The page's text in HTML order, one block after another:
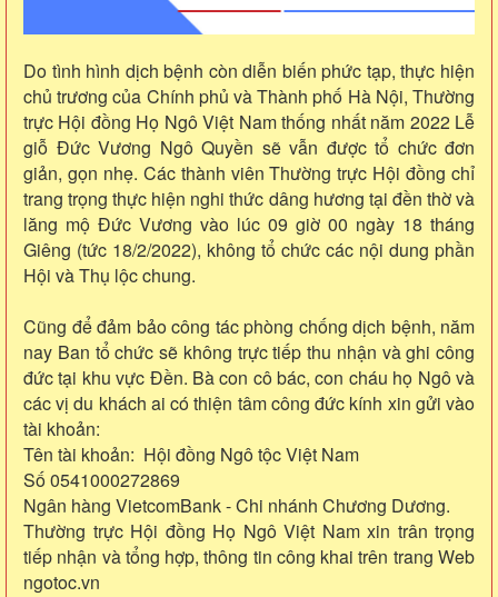
Do tình hình dịch bệnh còn diễn biến phức tạp, thực hiện
chủ trương của Chính phủ và Thành phố Hà Nội, Thường
trực Hội đồng Họ Ngô Việt Nam thống nhất năm 2022 Lễ
giỗ Đức Vương Ngô Quyền sẽ vẫn được tổ chức đơn
giản, gọn nhẹ. Các thành viên Thường trực Hội đồng chỉ
trang trọng thực hiện nghi thức dâng hương tại đền thờ và
lăng mộ Đức Vương vào lúc 09 giờ 00 ngày 18 tháng
Giêng (tức 18/2/2022), không tổ chức các nội dung phần
Hội và Thụ lộc chung.
Cũng để đảm bảo công tác phòng chống dịch bệnh, năm
nay Ban tổ chức sẽ không trực tiếp thu nhận và ghi công
đức tại khu vực Đền. Bà con cô bác, con cháu họ Ngô và
các vị du khách ai có thiện tâm công đức kính xin gửi vào
tài khoản:
Tên tài khoản: Hội đồng Ngô tộc Việt Nam
Số 0541000272869
Ngân hàng VietcomBank - Chi nhánh Chương Dương.
Thường trực Hội đồng Họ Ngô Việt Nam xin trân trọng
tiếp nhận và tổng hợp, thông tin công khai trên trang Web
ngotoc.vn